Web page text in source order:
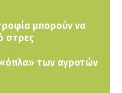
μπορούν να
στρες
«όπλα» των αγροτών